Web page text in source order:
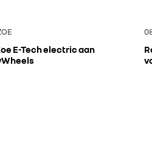
E-Tech electric aan